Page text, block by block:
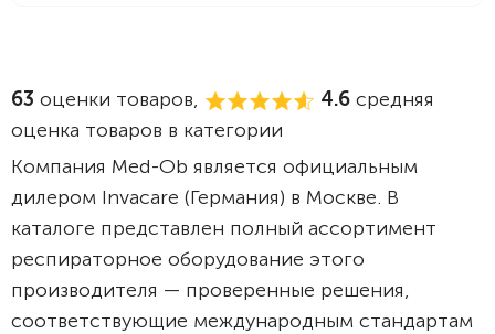
63 оценки товаров, 4.6 средняя
оценка товаров в категории
Компания Med-Ob является официальным
дилером Invacare (Германия) в Москве. В
каталоге представлен полный ассортимент
респираторное оборудование этого
производителя — проверенные решения,
соответствующие международным стандартам